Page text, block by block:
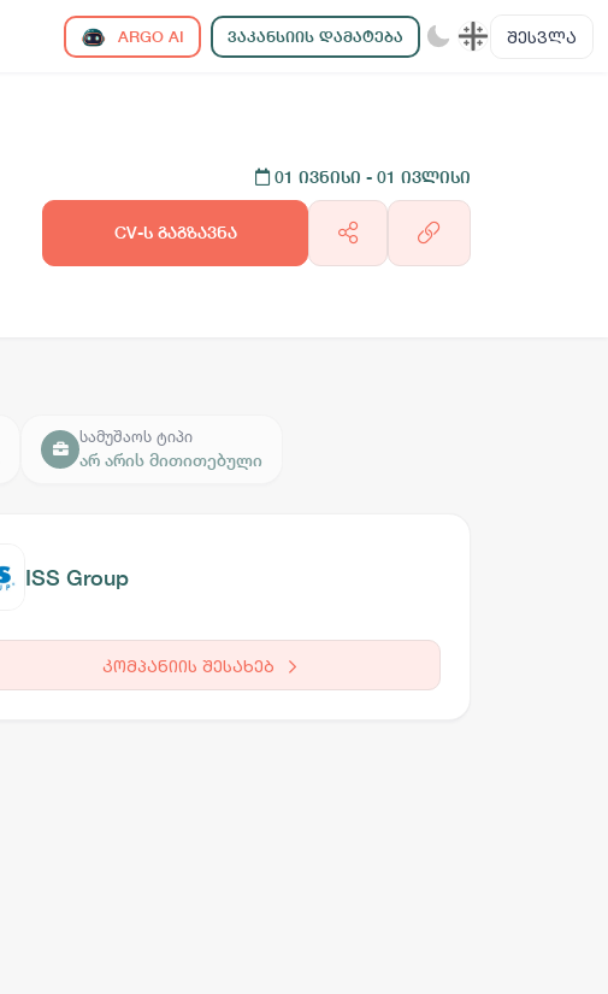
ARGO AI ᲕᲐᲙᲐᲜᲡᲘᲘᲡ ᲓᲐᲛᲐᲢᲔᲑᲐ ᲨᲔᲡᲕᲚᲐ
01 ივნისი - 01 ივლისი
CV-ს გაგზავნა
სამუშაოს ტიპი
არ არის მითითებული
ISS Group
კომპანიის შესახებ